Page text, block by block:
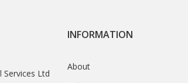
Services Ltd
INFORMATION
About